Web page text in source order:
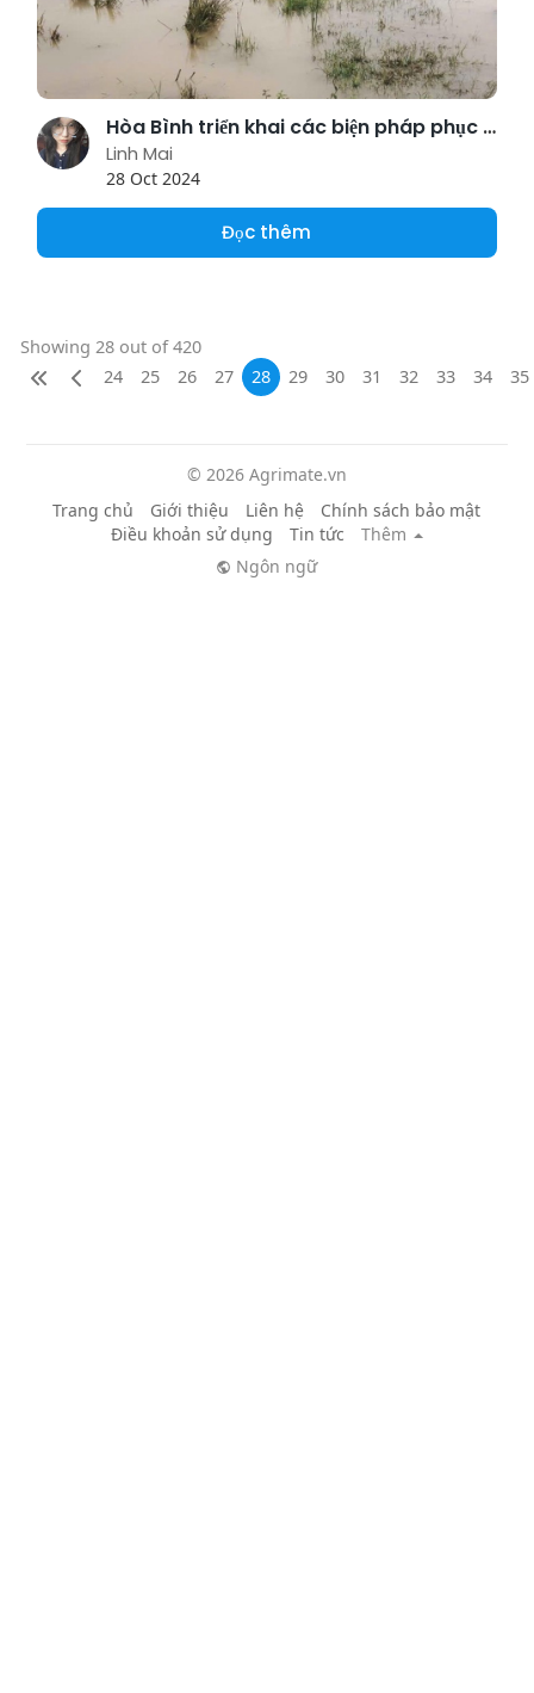
Hòa Bình triển khai các biện pháp phục hồi sản xuất nông nghiệp sau bão lũ
Linh Mai
28 Oct 2024
Đọc thêm
Showing 28 out of 420
24
25 26 27 28 29 30 31 32 33 34 35
© 2026 Agrimate.vn
Trang chủ
Giới thiệu Liên hệ
Chính sách bảo mật
Điều khoản sử dụng
Tin tức
Thêm
Ngôn ngữ